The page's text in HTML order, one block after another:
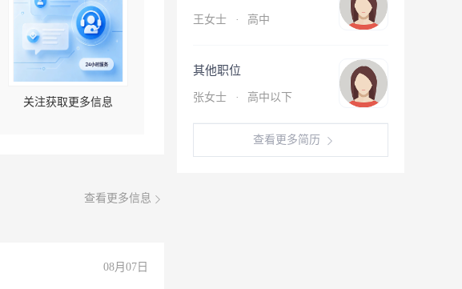
关注获取更多信息
查看更多信息
08月07日
王女士 · 高中
其他职位
张女士 · 高中以下
查看更多简历